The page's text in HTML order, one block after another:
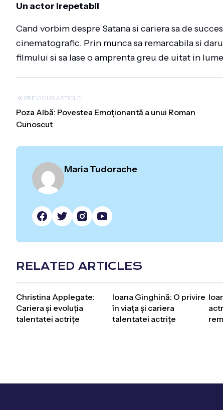
Un actor irepetabil
Cand vorbim despre Satana si cariera sa de
cinematografic. Prin munca sa remarcabila si
filmului si sa lase o amprenta greu de uitat in
PREVIOUS ARTICLE
Poza Albă: Povestea Emoționantă a unui Roman
Cunoscut
Maria Tudorache
RELATED ARTICLES
Christina Applegate:
Cariera și evoluția
talentatei actrițe
Ioana Ginghină: O privire
în viața și cariera
talentatei actrițe